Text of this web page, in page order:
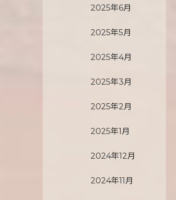
2025年6月
2025年5月
2025年4月
2025年3月
2025年2月
2025年1月
2024年12月
2024年11月